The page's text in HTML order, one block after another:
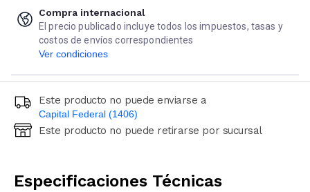
Compra internacional
El precio publicado incluye todos los impuestos, tasas y
costos de envíos correspondientes
Ver condiciones
Este producto no puede enviarse a
Capital Federal (1406)
Ingresá código postal (sólo números)
Este producto no puede retirarse por sucursal
Especificaciones Técnicas